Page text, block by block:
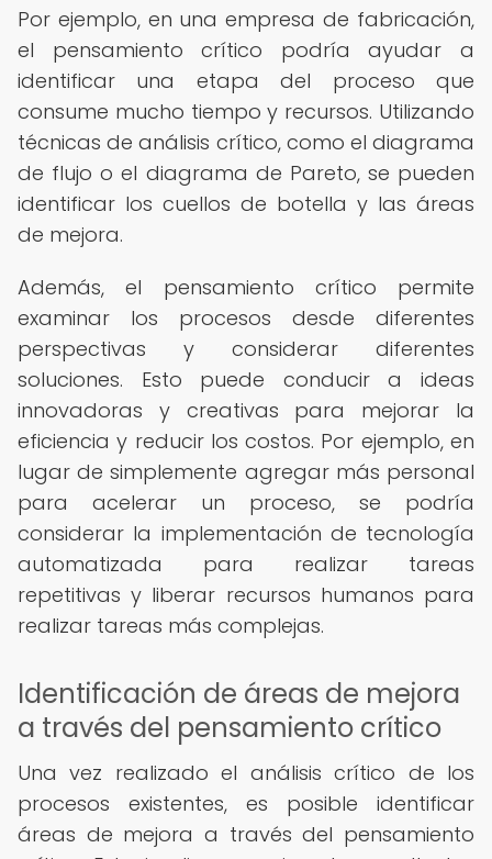
Por ejemplo, en una empresa de fabricación,
el pensamiento crítico podría ayudar a
identificar una etapa del proceso que
consume mucho tiempo y recursos. Utilizando
técnicas de análisis crítico, como el diagrama
de flujo o el diagrama de Pareto, se pueden
identificar los cuellos de botella y las áreas
de mejora.
Además, el pensamiento crítico permite
examinar los procesos desde diferentes
perspectivas y considerar diferentes
soluciones. Esto puede conducir a ideas
innovadoras y creativas para mejorar la
eficiencia y reducir los costos. Por ejemplo, en
lugar de simplemente agregar más personal
para acelerar un proceso, se podría
considerar la implementación de tecnología
automatizada para realizar tareas
repetitivas y liberar recursos humanos para
realizar tareas más complejas.
Identificación de áreas de mejora
a través del pensamiento crítico
Una vez realizado el análisis crítico de los
procesos existentes, es posible identificar
áreas de mejora a través del pensamiento